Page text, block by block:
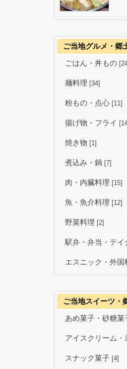
ご当地グルメ・郷
ごはん・丼もの
麺料理 [34]
粉もの・点心 [11]
揚げ物・フライ
焼き物 [1]
煮込み・鍋 [7]
肉・内臓料理 [15]
魚・魚介料理 [12]
野菜料理 [2]
駅弁・弁当・テイ
エスニック・外国
ご当地スイーツ・
あめ菓子・砂糖菓
アイスクリーム・
スナック菓子 [4]